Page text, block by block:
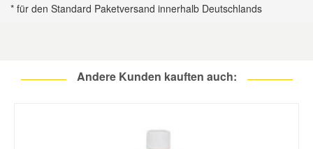
* für den Standard Paketversand innerhalb Deutschlands
Andere Kunden kauften auch: